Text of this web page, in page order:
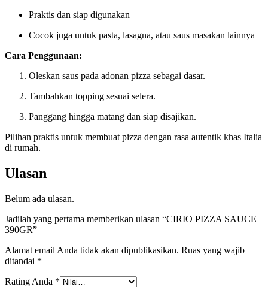
Praktis dan siap digunakan
Cocok juga untuk pasta, lasagna, atau saus masakan lainnya
Cara Penggunaan:
Oleskan saus pada adonan pizza sebagai dasar.
Tambahkan topping sesuai selera.
Panggang hingga matang dan siap disajikan.
Pilihan praktis untuk membuat pizza dengan rasa autentik khas Italia
di rumah.
Ulasan
Belum ada ulasan.
Jadilah yang pertama memberikan ulasan “CIRIO PIZZA SAUCE
390GR”
Alamat email Anda tidak akan dipublikasikan. Ruas yang wajib
ditandai *
Rating Anda *